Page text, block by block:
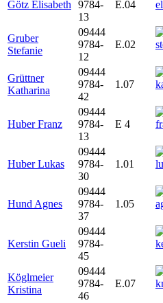
Götz Elisabeth
9784-
13
E.04
Gruber
Stefanie
09444
9784-
12
E.02
Grüttner
Katharina
09444
9784-
42
1.07
Huber Franz
09444
9784-
13
E 4
Huber Lukas
09444
9784-
30
1.01
Hund Agnes
09444
9784-
37
1.05
Kerstin Gueli
09444
9784-
45
Köglmeier
Kristina
09444
9784-
46
E.07